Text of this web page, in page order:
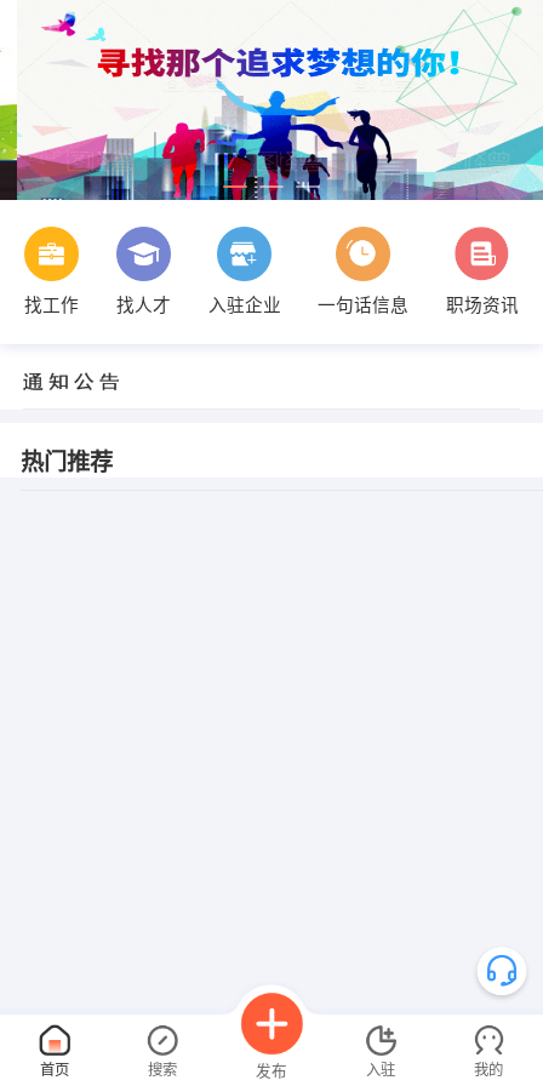
找工作 找人才 入驻企业 一句话信息 职场资讯
热门推荐
首页 搜索 发布 入驻 我的